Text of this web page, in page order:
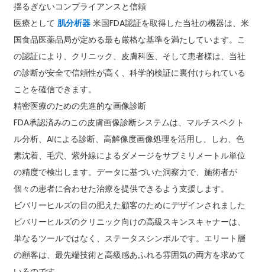
揺るぎないコンプライアンスと信頼
医療として 肌分析器米国FDA認証を取得した当社の機器は、米
国食品医薬品局が定める最も厳格な基準を満たしています。こ
の認証により、クリニック、皮膚科医、そして患者様は、当社
の診断が安全で信頼性が高く、科学的検証に裏付けられている
ことを確信できます。
精密医療のための先進的な画像診断
FDA承認済みのこの皮膚画像診断システムは、マルチスペクト
ル分析、AIによる診断、高解像度画像処理を活用し、しわ、色
素沈着、毛穴、紫外線によるダメージをサブミリメートル単位
の精度で検出します。データに基づいた洞察力で、施術者が
個々の患者に合わせた治療を提供できるよう支援します。
ビバリーヒルズの目の肥えた顧客のためにデザインされました
ビバリーヒルズのクリニック向けの高級スキンスキャナーは、
単なるツールではなく、ステータスシンボルです。エリート層
の顧客は、最先端技術と高級感あふれる雰囲気の両方を求めて